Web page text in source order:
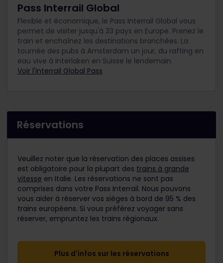
Pass Interrail Global
Flexible et économique, le Pass Interrail Global vous
permet de visiter jusqu'à 33 pays en Europe. Prenez le
train et enchaînez les destinations branchées. La
tournée des pubs à Amsterdam un jour, du rafting en
eau vive à Interlaken en Suisse le lendemain.
Voir l'Interrail Global Pass
Réservations
Veuillez noter que la réservation des places assises
est obligatoire pour la plupart des trains à grande
vitesse en Italie. Les réservations ne sont pas
comprises dans votre Pass Interrail. Nous pouvons
vous aider à réserver vos sièges à bord de 95 % des
trains européens. Si vous préférez voyager sans
réserver, empruntez les trains régionaux.
Plus d'infos sur les réservations